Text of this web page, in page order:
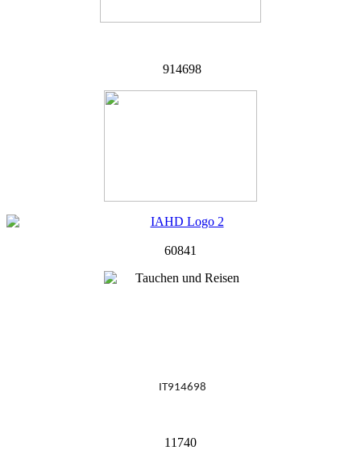
914698
60841
IT914698
11740